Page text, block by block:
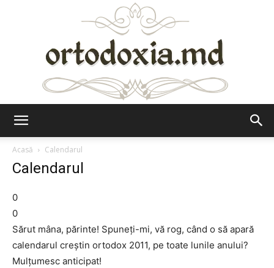
Acasă
Calendarul
Calendarul
0
0
Sărut mâna, părinte! Spuneţi-mi, vă rog, când o să apară
calendarul creştin ortodox 2011, pe toate lunile anului?
Mulţumesc anticipat!